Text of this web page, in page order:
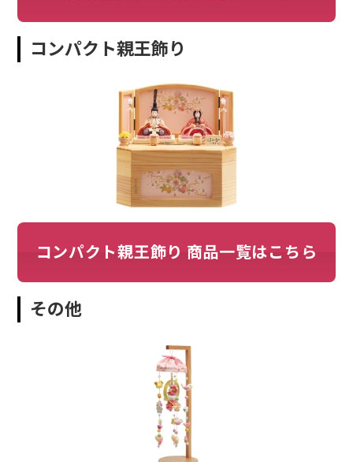
コンパクト親王飾り
コンパクト親王飾り 商品一覧はこちら
その他